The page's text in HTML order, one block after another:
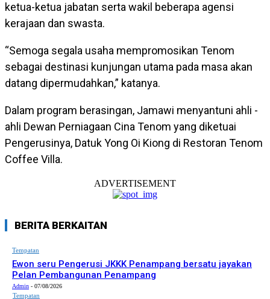
ketua-ketua jabatan serta wakil beberapa agensi
kerajaan dan swasta.
“Semoga segala usaha mempromosikan Tenom
sebagai destinasi kunjungan utama pada masa akan
datang dipermudahkan,” katanya.
Dalam program berasingan, Jamawi menyantuni ahli -
ahli Dewan Perniagaan Cina Tenom yang diketuai
Pengerusinya, Datuk Yong Oi Kiong di Restoran Tenom
Coffee Villa.
ADVERTISEMENT
BERITA BERKAITAN
Tempatan
Ewon seru Pengerusi JKKK Penampang bersatu jayakan
Pelan Pembangunan Penampang
Admin - 07/08/2026
Tempatan